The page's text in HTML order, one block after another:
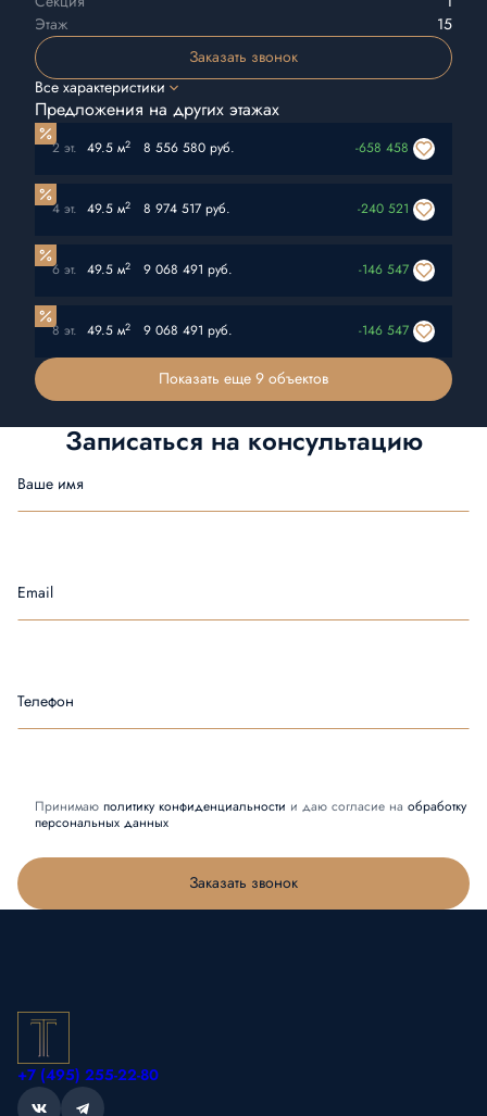
Этаж
15
Заказать звонок
Все характеристики
Предложения на других этажах
2 эт. 49.5 м2 8 556 580 руб. -658 458
4 эт. 49.5 м2 8 974 517 руб. -240 521
6 эт. 49.5 м2 9 068 491 руб. -146 547
8 эт. 49.5 м2 9 068 491 руб. -146 547
Показать еще 9 объектов
Записаться на консультацию
Ваше имя
Email
Телефон
Принимаю политику конфиденциальности и даю согласие на обработку
персональных данных
Заказать звонок
+7 (495) 255-22-80